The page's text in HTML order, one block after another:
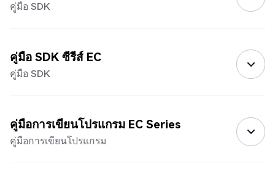
คู่มือ SDK
คู่มือ SDK ซีรีส์ EC
คู่มือ SDK
คู่มือการเขียนโปรแกรม EC Series
คู่มือการเขียนโปรแกรม